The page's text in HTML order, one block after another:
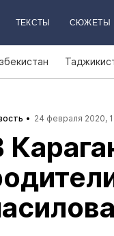
ТЕКСТЫ СЮЖЕТЫ
24 февраля 2020,